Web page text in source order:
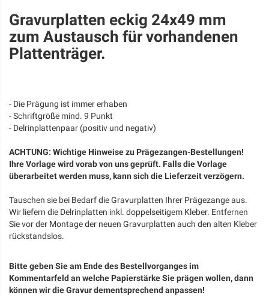
Gravurplatten eckig 24x49 mm
zum Austausch für vorhandenen
Plattenträger.
- Die Prägung ist immer erhaben
- Schriftgröße mind. 9 Punkt
- Delrinplattenpaar (positiv und negativ)
ACHTUNG: Wichtige Hinweise zu Prägezangen-Bestellungen!
Ihre Vorlage wird vorab von uns geprüft. Falls die Vorlage
überarbeitet werden muss, kann sich die Lieferzeit verzögern.
Tauschen sie bei Bedarf die Gravurplatten Ihrer Prägezange aus.
Wir liefern die Delrinplatten inkl. doppelseitigem Kleber. Entfernen
Sie vor der Montage der neuen Gravurplatten auch den alten Kleber
rückstandslos.
Bitte geben Sie am Ende des Bestellvorganges im
Kommentarfeld an welche Papierstärke Sie prägen wollen, dann
können wir die Gravur dementsprechend anpassen!